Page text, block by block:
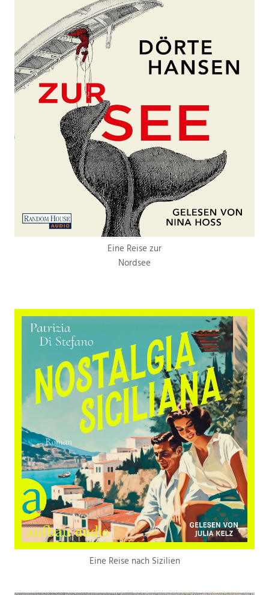
Eine Reise zur
Nordsee
Eine Reise nach Sizilien